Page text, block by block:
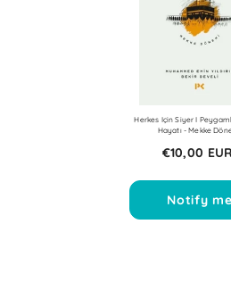
Herkes Için Siyer I
Hayatı - Mekke
€10,00 EUR
Notify me